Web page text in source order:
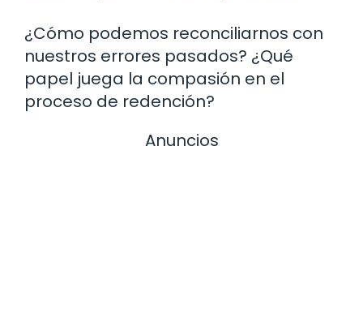
¿Cómo podemos reconciliarnos con
nuestros errores pasados? ¿Qué
papel juega la compasión en el
proceso de redención?
Anuncios